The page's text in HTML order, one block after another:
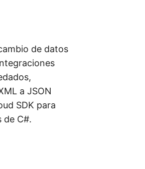
de datos
a JSON
SDK para
de C#.